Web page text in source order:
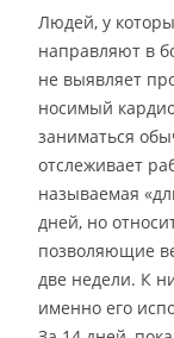
Людей, у
направляют в
не выявляет
носимый
заниматься
отслеживает
называемая
дней, но
позволяющие
две недели. К
именно его